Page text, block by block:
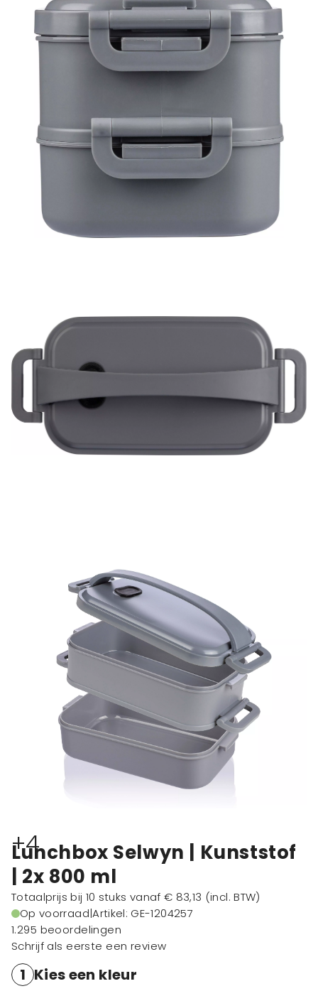
+4
Lunchbox Selwyn | Kunststof
| 2x 800 ml
Totaalprijs bij 10 stuks vanaf € 83,13 (incl. BTW)
Op voorraad|Artikel: GE-1204257
1.295 beoordelingen
Schrijf als eerste een review
1 Kies een kleur